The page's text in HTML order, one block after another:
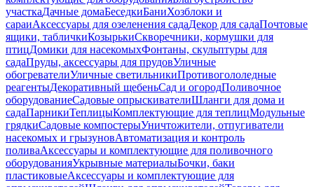
участкаДачные домаБеседкиБаниХозблоки и
сараиАксессуары для озеленения садаДекор для садаПочтовые
ящики, табличкиКозырькиСкворечники, кормушки для
птицДомики для насекомыхФонтаны, скульптуры для
садаПруды, аксессуары для прудовУличные
обогревателиУличные светильникиПротивогололедные
реагентыДекоративный щебеньСад и огородПоливочное
оборудованиеСадовые опрыскивателиШланги для дома и
садаПарникиТеплицыКомплектующие для теплицМодульные
грядкиСадовые компостерыУничтожители, отпугиватели
насекомых и грызуновАвтоматизация и контроль
поливаАксессуары и комплектующие для поливочного
оборудованияУкрывные материалыБочки, баки
пластиковыеАксессуары и комплектующие для